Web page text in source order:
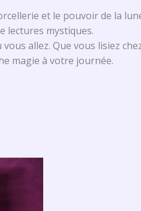
et le pouvoir de la
lectures mystiques.
allez. Que vous lisiez
magie à votre journée.